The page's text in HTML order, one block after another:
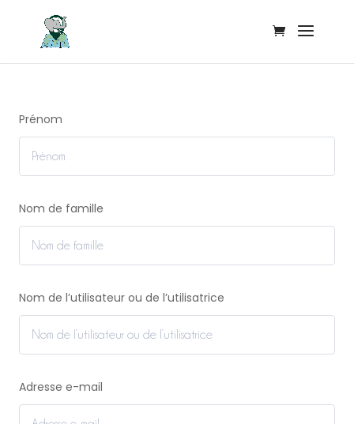
Prénom
Nom de famille
Nom de l’utilisateur ou de l’utilisatrice
Adresse e-mail